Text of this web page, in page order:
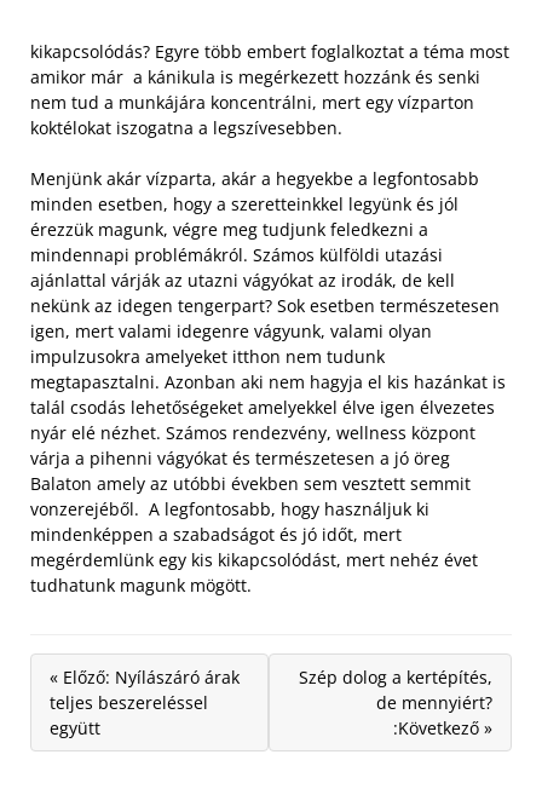
kikapcsolódás? Egyre több embert foglalkoztat a téma most
amikor már a kánikula is megérkezett hozzánk és senki
nem tud a munkájára koncentrálni, mert egy vízparton
koktélokat iszogatna a legszívesebben.
Menjünk akár vízparta, akár a hegyekbe a legfontosabb
minden esetben, hogy a szeretteinkkel legyünk és jól
érezzük magunk, végre meg tudjunk feledkezni a
mindennapi problémákról. Számos külföldi utazási
ajánlattal várják az utazni vágyókat az irodák, de kell
nekünk az idegen tengerpart? Sok esetben természetesen
igen, mert valami idegenre vágyunk, valami olyan
impulzusokra amelyeket itthon nem tudunk
megtapasztalni. Azonban aki nem hagyja el kis hazánkat is
talál csodás lehetőségeket amelyekkel élve igen élvezetes
nyár elé nézhet. Számos rendezvény, wellness központ
várja a pihenni vágyókat és természetesen a jó öreg
Balaton amely az utóbbi években sem vesztett semmit
vonzerejéből. A legfontosabb, hogy használjuk ki
mindenképpen a szabadságot és jó időt, mert
megérdemlünk egy kis kikapcsolódást, mert nehéz évet
tudhatunk magunk mögött.
« Előző: Nyílászáró árak
teljes beszereléssel
együtt
Szép dolog a kertépítés,
de mennyiért?
:Következő »